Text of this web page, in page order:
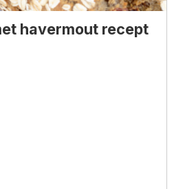
havermout recept